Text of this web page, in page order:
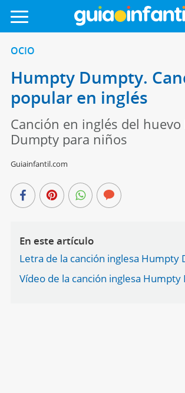
OCIO
Humpty Dumpty.
popular en inglés
Canción en inglés del
Dumpty para niños
Guiainfantil.com
En este artículo
Letra de la canción inglesa Humpty
Vídeo de la canción inglesa